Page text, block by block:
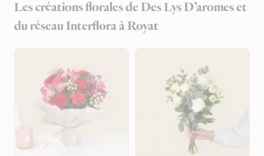
Les créations florales de Des Lys D’aromes et
du réseau Interflora à Royat